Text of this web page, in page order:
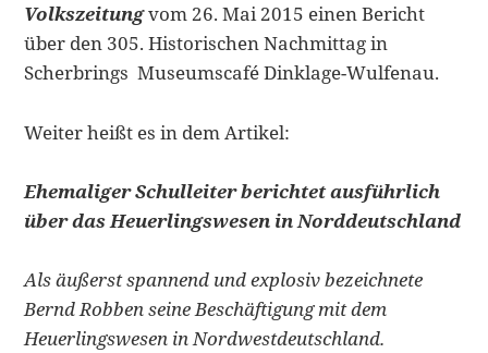
Volkszeitungvom 26. Mai 2015 einen Bericht
über den 305. Historischen Nachmittag in
Scherbrings Museumscafé Dinklage-Wulfenau.
Weiter heißt es in dem Artikel:
Ehemaliger Schulleiter berichtet ausführlich
über das Heuerlingswesen in Norddeutschland
Als äußerst spannend und explosiv bezeichnete
Bernd Robben seine Beschäftigung mit dem
Heuerlingswesen in Nordwestdeutschland.